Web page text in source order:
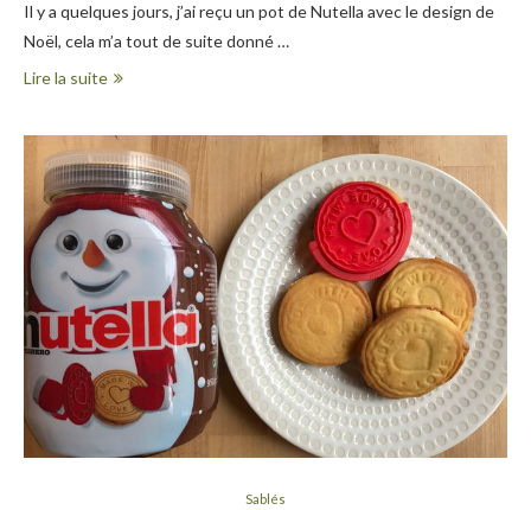
Il y a quelques jours, j’ai reçu un pot de Nutella avec le design de
Noël, cela m’a tout de suite donné …
Lire la suite
Sablés